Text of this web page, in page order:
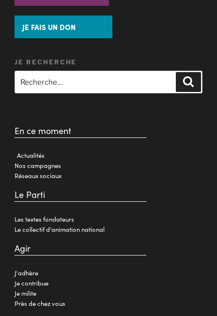
JE FAIS UN DON
JE RECHERCHE
En ce moment
Actualités
Nos campagnes
Réseaux sociaux
Le Parti
Les textes fondateurs
Le collectif d'animation national
Agir
J'adhère
Je contribue
Je milite
Près de chez vous